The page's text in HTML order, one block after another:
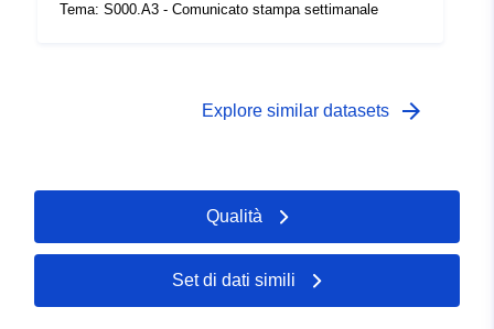
Tema: S000.A3 - Comunicato stampa settimanale
Explore similar datasets arrow_forward
Qualità
Set di dati simili